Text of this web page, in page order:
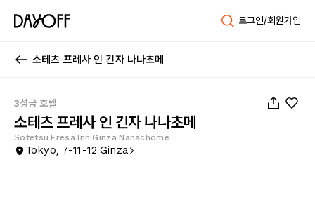
로그인/회원가입
소테츠 프레사 인 긴자 나나초메
3성급 호텔
소테츠 프레사 인 긴자 나나초메
Sotetsu Fresa Inn Ginza Nanachome
Tokyo, 7-11-12 Ginza